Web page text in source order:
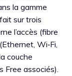
la gamme
sur trois
l’accès (fibre
Wi‑Fi,
couche
Free associés).